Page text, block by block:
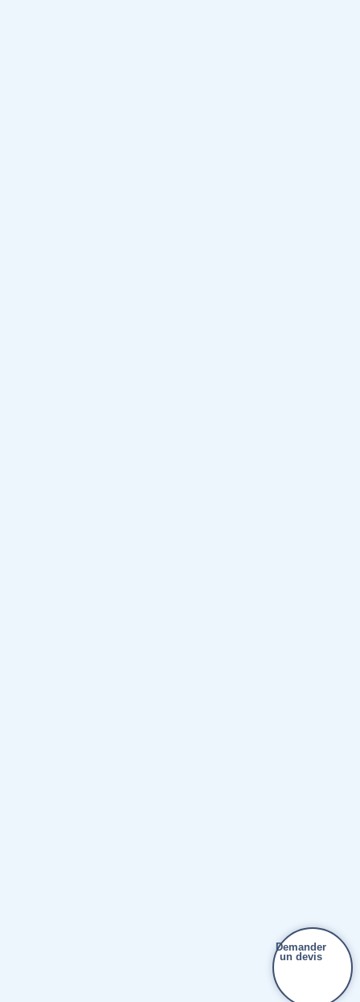
Demander
un devis